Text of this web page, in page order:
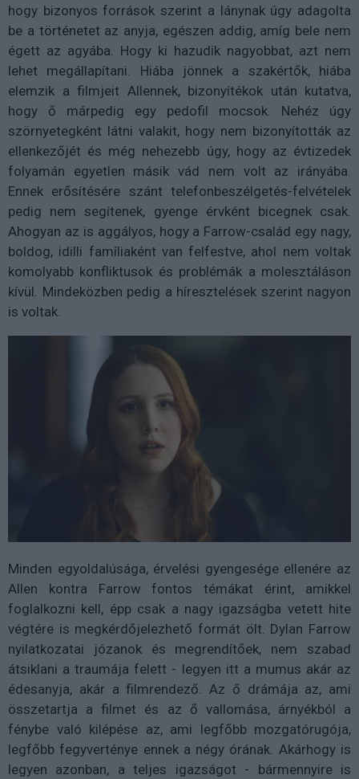
hogy bizonyos források szerint a lánynak úgy adagolta
be a történetet az anyja, egészen addig, amíg bele nem
égett az agyába. Hogy ki hazudik nagyobbat, azt nem
lehet megállapítani. Hiába jönnek a szakértők, hiába
elemzik a filmjeit Allennek, bizonyítékok után kutatva,
hogy ő márpedig egy pedofil mocsok. Nehéz úgy
szörnyetegként látni valakit, hogy nem bizonyították az
ellenkezőjét és még nehezebb úgy, hogy az évtizedek
folyamán egyetlen másik vád nem volt az irányába.
Ennek erősítésére szánt telefonbeszélgetés-felvételek
pedig nem segítenek, gyenge érvként bicegnek csak.
Ahogyan az is aggályos, hogy a Farrow-család egy nagy,
boldog, idilli famíliaként van felfestve, ahol nem voltak
komolyabb konfliktusok és problémák a molesztáláson
kívül. Mindeközben pedig a híresztelések szerint nagyon
is voltak.
Minden egyoldalúsága, érvelési gyengesége ellenére az
Allen kontra Farrow fontos témákat érint, amikkel
foglalkozni kell, épp csak a nagy igazságba vetett hite
végtére is megkérdőjelezhető formát ölt. Dylan Farrow
nyilatkozatai józanok és megrendítőek, nem szabad
átsiklani a traumája felett - legyen itt a mumus akár az
édesanyja, akár a filmrendező. Az ő drámája az, ami
összetartja a filmet és az ő vallomása, árnyékból a
fénybe való kilépése az, ami legfőbb mozgatórugója,
legfőbb fegyverténye ennek a négy órának. Akárhogy is
legyen azonban, a teljes igazságot - bármennyire is